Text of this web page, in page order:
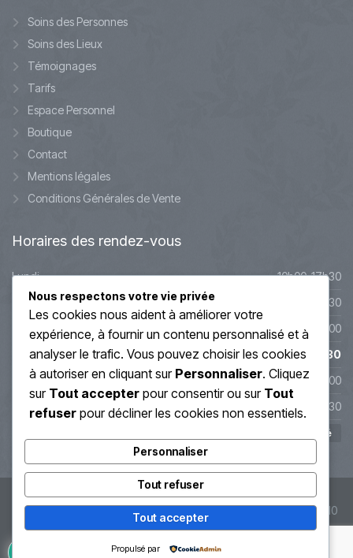
Soins des Personnes
Soins des Lieux
Témoignages
Tarifs
Espace Personnel
Boutique
Contact
Mentions légales
Conditions Générales de Vente
Horaires des rendez-vous
Lundi
10h00-17h30
Mardi
10h00-17h30
Mercredi
9h45-20h00
Jeudi
10h00-19h30
Vendredi
10h00-19h00
Samedi
10h00-17h30
Fermé
© Soin Énergétique Lyon 2019 - Régis Grand - SIRET : 407 913 110
00059
Guérisseur à Lyon
Nous respectons votre vie privée
Les cookies nous aident à améliorer votre
expérience, à fournir un contenu personnalisé et à
analyser le trafic. Vous pouvez choisir les cookies
à autoriser en cliquant sur Personnaliser. Cliquez
sur Tout accepter pour consentir ou sur Tout
refuser pour décliner les cookies non essentiels.
Personnaliser
Tout refuser
Tout accepter
Propulsé par